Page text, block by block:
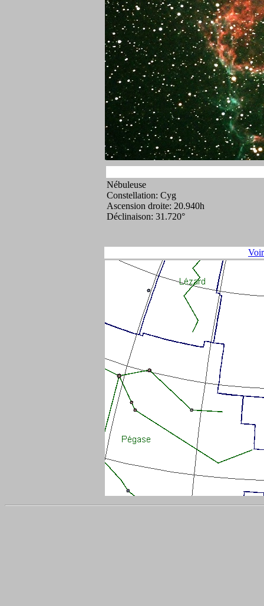
Nébuleuse
Constellation: Cyg
Ascension droite: 20.940h
Déclinaison: 31.720°